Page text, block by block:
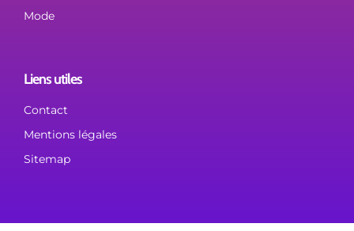
Mode
Liens utiles
Contact
Mentions légales
Sitemap